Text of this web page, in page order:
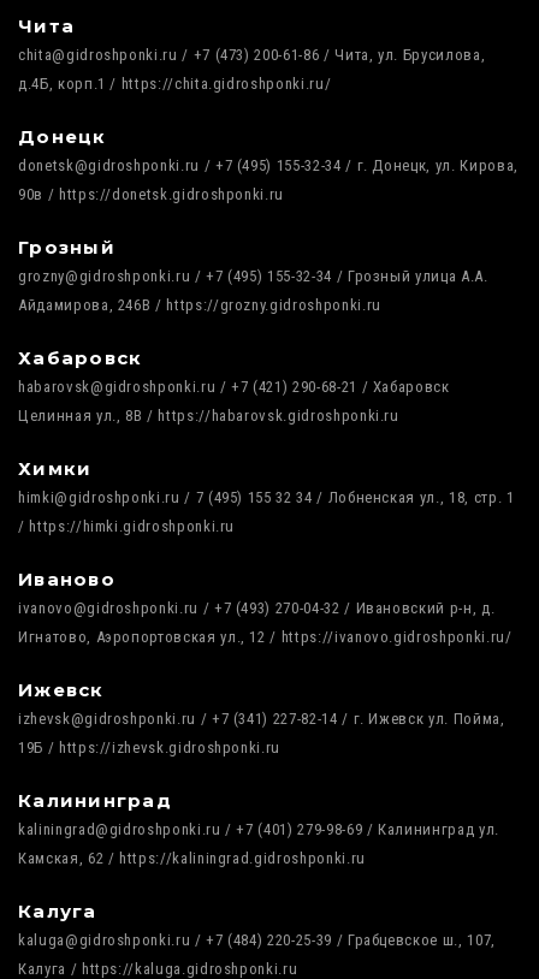
Чита
chita@gidroshponki.ru / +7 (473) 200-61-86 / Чита, ул. Брусилова,
д.4Б, корп.1 / https://chita.gidroshponki.ru/
Донецк
donetsk@gidroshponki.ru / +7 (495) 155-32-34 / г. Донецк, ул. Кирова,
90в / https://donetsk.gidroshponki.ru
Грозный
grozny@gidroshponki.ru / +7 (495) 155-32-34 / Грозный улица А.А.
Айдамирова, 246В / https://grozny.gidroshponki.ru
Хабаровск
habarovsk@gidroshponki.ru / +7 (421) 290-68-21 / Хабаровск
Целинная ул., 8В / https://habarovsk.gidroshponki.ru
Химки
himki@gidroshponki.ru / 7 (495) 155 32 34 / Лобненская ул., 18, стр. 1
/ https://himki.gidroshponki.ru
Иваново
ivanovo@gidroshponki.ru / +7 (493) 270-04-32 / Ивановский р-н, д.
Игнатово, Аэропортовская ул., 12 / https://ivanovo.gidroshponki.ru/
Ижевск
izhevsk@gidroshponki.ru / +7 (341) 227-82-14 / г. Ижевск ул. Пойма,
19Б / https://izhevsk.gidroshponki.ru
Калининград
kaliningrad@gidroshponki.ru / +7 (401) 279-98-69 / Калининград ул.
Камская, 62 / https://kaliningrad.gidroshponki.ru
Калуга
kaluga@gidroshponki.ru / +7 (484) 220-25-39 / Грабцевское ш., 107,
Калуга / https://kaluga.gidroshponki.ru